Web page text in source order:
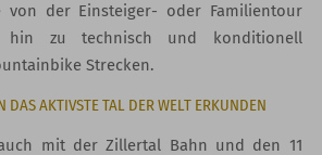
von der Einsteiger- oder Familientour
zu technisch und konditionell
Strecken.
DAS AKTIVSTE TAL DER WELT ERKUNDEN
mit der Zillertal Bahn und den 11